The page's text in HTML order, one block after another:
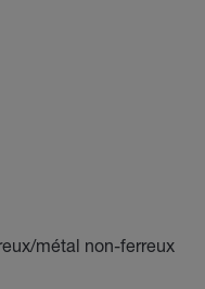
métal non-ferreux